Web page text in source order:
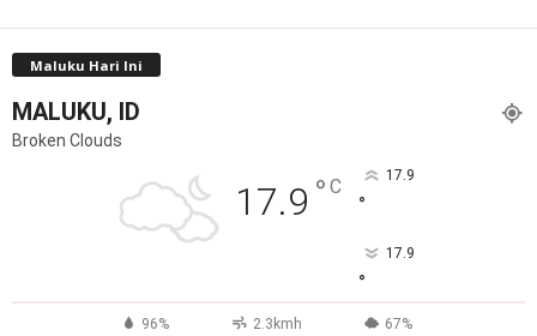
Maluku Hari Ini
MALUKU, ID
Broken Clouds
17.9 ° C 17.9
°
17.9
°
96% 2.3kmh 67%